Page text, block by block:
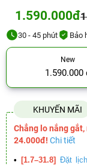
1.590.000đ
30 - 45 phút Bảo
New
1.590.000
KHUYẾN MÃI
Chẳng lo nắng
24.000đ! Chi tiết
• [1.7–31.8] Đặt